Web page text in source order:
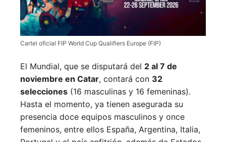
Cartel oficial FIP World Cup Qualifiers Europe (FIP)
El Mundial, que se disputará del 2 al 7 de
noviembre en Catar, contará con 32
selecciones (16 masculinas y 16 femeninas).
Hasta el momento, ya tienen asegurada su
presencia doce equipos masculinos y once
femeninos, entre ellos España, Argentina, Italia,